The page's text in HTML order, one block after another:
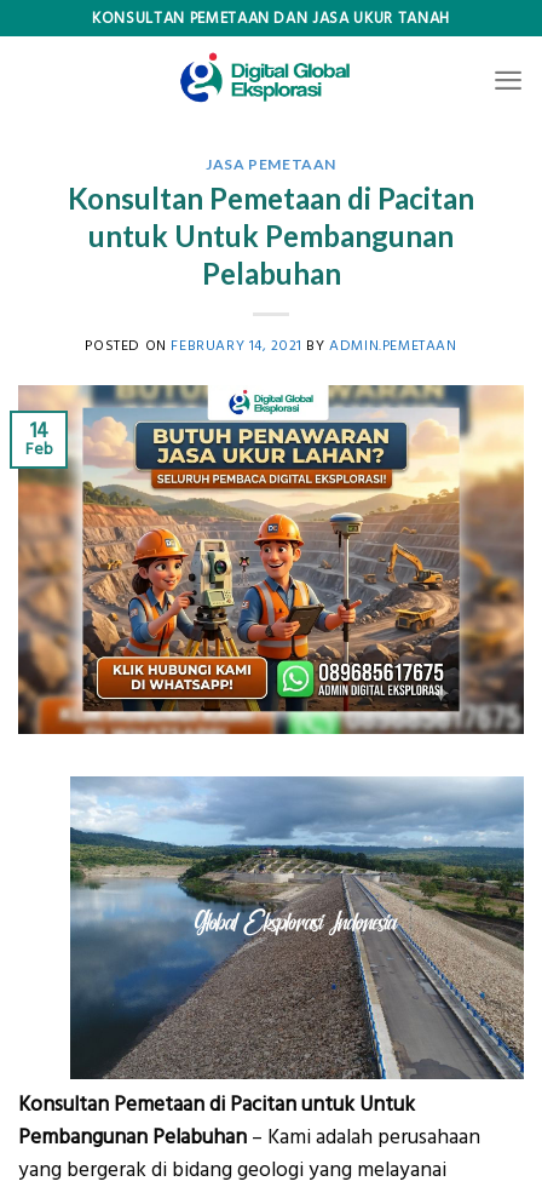
KONSULTAN PEMETAAN DAN JASA UKUR TANAH
JASA PEMETAAN
Konsultan Pemetaan di Pacitan
untuk Untuk Pembangunan
Pelabuhan
POSTED ON FEBRUARY 14, 2021 BYADMIN.PEMETAAN
14
Feb
Konsultan Pemetaan di Pacitan untuk Untuk
Pembangunan Pelabuhan – Kami adalah perusahaan
yang bergerak di bidang geologi yang melayanai